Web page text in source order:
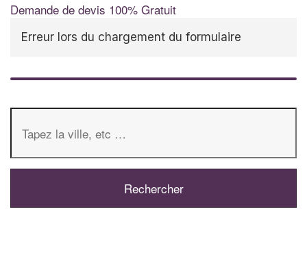
Demande de devis 100% Gratuit
Erreur lors du chargement du formulaire